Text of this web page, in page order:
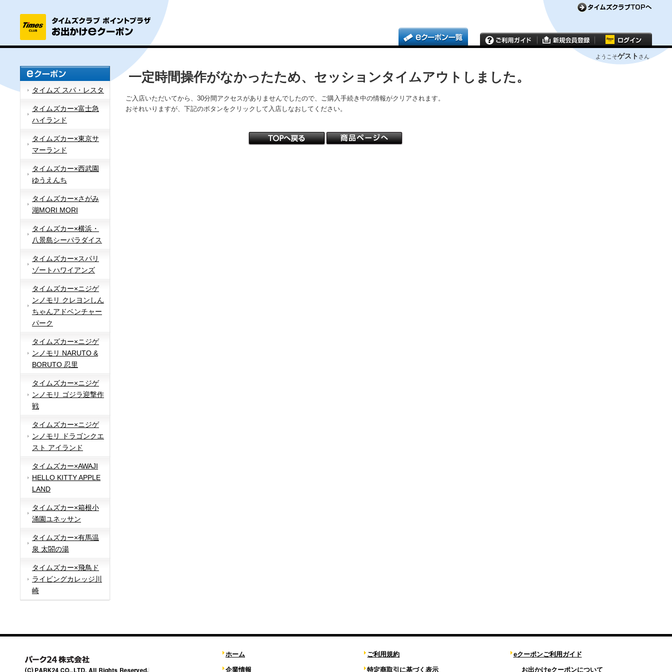
ようこそゲスト さん
タイムズ スパ・レスタ
タイムズカー×富士急
ハイランド
タイムズカー×東京サ
マーランド
タイムズカー×西武園
ゆうえんち
タイムズカー×さがみ
湖MORI MORI
タイムズカー×横浜・
八景島シーパラダイス
タイムズカー×スパリ
ゾートハワイアンズ
タイムズカー×ニジゲ
ンノモリ クレヨンしん
ちゃんアドベンチャー
パーク
タイムズカー×ニジゲ
ンノモリ NARUTO &
BORUTO 忍里
タイムズカー×ニジゲ
ンノモリ ゴジラ迎撃作
戦
タイムズカー×ニジゲ
ンノモリ ドラゴンクエ
スト アイランド
タイムズカー×AWAJI
HELLO KITTY APPLE
LAND
タイムズカー×箱根小
涌園ユネッサン
タイムズカー×有馬温
泉 太閤の湯
タイムズカー×飛鳥ド
ライビングカレッジ川
崎
一定時間操作がなかったため、セッションタイムアウトしました。
ご入店いただいてから、30分間アクセスがありませんでしたので、ご購入手続き中の情報がクリアされます。
おそれいりますが、下記のボタンをクリックして入店しなおしてください。
ホーム
企業情報
ご利用規約
特定商取引に基づく表示
eクーポンご利用ガイド
お出かけeクーポンについて